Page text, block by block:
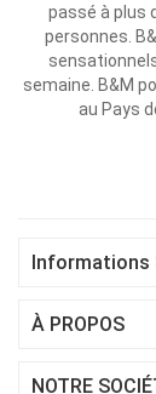
passé à plus
personnes.
semaine. B&M
au Pays
Informations
À PROPOS
NOTRE